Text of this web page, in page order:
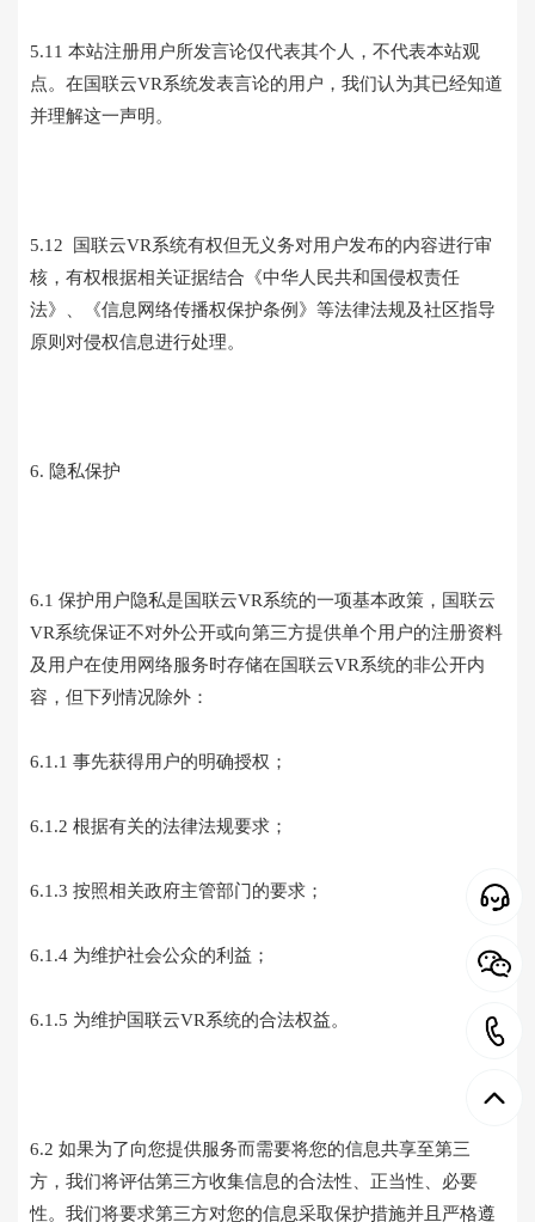
5.11 本站注册用户所发言论仅代表其个人，不代表本站观
点。在国联云VR系统发表言论的用户，我们认为其已经知道
并理解这一声明。
5.12 国联云VR系统有权但无义务对用户发布的内容进行审
核，有权根据相关证据结合《中华人民共和国侵权责任
法》、《信息网络传播权保护条例》等法律法规及社区指导
原则对侵权信息进行处理。
6. 隐私保护
6.1 保护用户隐私是国联云VR系统的一项基本政策，国联云
VR系统保证不对外公开或向第三方提供单个用户的注册资料
及用户在使用网络服务时存储在国联云VR系统的非公开内
容，但下列情况除外：
6.1.1 事先获得用户的明确授权；
6.1.2 根据有关的法律法规要求；
6.1.3 按照相关政府主管部门的要求；
6.1.4 为维护社会公众的利益；
6.1.5 为维护国联云VR系统的合法权益。
6.2 如果为了向您提供服务而需要将您的信息共享至第三
方，我们将评估第三方收集信息的合法性、正当性、必要
性。我们将要求第三方对您的信息采取保护措施并且严格遵